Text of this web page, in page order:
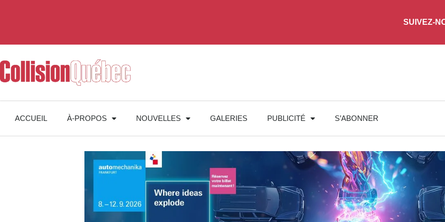
SUIVEZ-
ACCUEIL À-PROPOS NOUVELLES GALERIES PUBLICITÉ S’ABONNER